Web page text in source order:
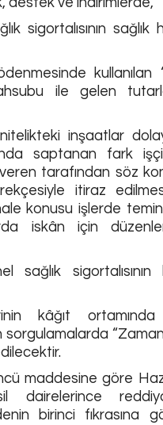
sigortalısının sağlık
kullanılan
ile gelen
inşaatlar
saptanan fark
tarafından söz
itiraz
konusu işlerde
iskân için
sağlık
kâğıt ortamında
maddesine göre
dairelerince
birinci fıkrasına